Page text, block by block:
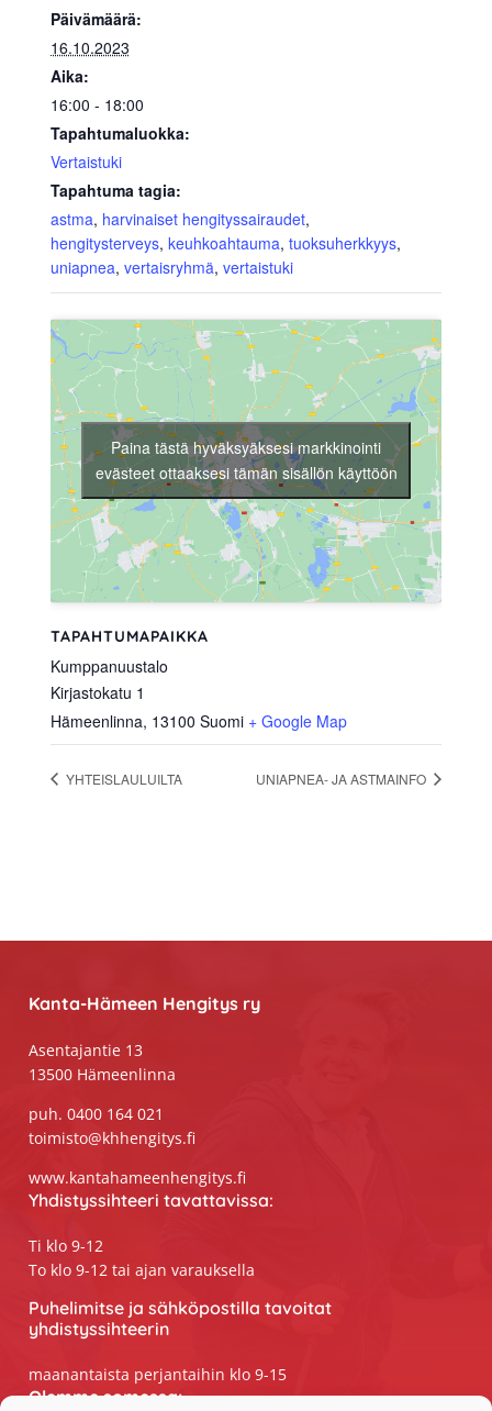
Päivämäärä:
16.10.2023
Aika:
16:00 - 18:00
Tapahtumaluokka:
Vertaistuki
Tapahtuma tagia:
astma, harvinaiset hengityssairaudet,
hengitysterveys, keuhkoahtauma, tuoksuherkkyys,
uniapnea, vertaisryhmä, vertaistuki
TAPAHTUMAPAIKKA
Kumppanuustalo
Kirjastokatu 1
Hämeenlinna, 13100 Suomi + Google Map
Paina tästä hyväksyäksesi markkinointi
evästeet ottaaksesi tämän sisällön käyttöön
YHTEISLAULUILTA UNIAPNEA- JA ASTMAINFO
Kanta-Hämeen Hengitys ry
Asentajantie 13
13500 Hämeenlinna
puh. 0400 164 021
toimisto@khhengitys.fi
www.kantahameenhengitys.fi
Yhdistyssihteeri tavattavissa:
Ti klo 9-12
To klo 9-12 tai ajan varauksella
Puhelimitse ja sähköpostilla tavoitat
yhdistyssihteerin
maanantaista perjantaihin klo 9-15
Olemme somessa: